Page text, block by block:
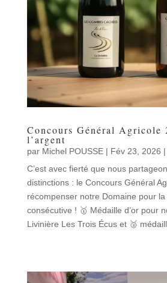
Concours Général Agricole
l’argent
par Michel POUSSE| Fév 23, 2026 |
C’est avec fierté que nous
distinctions : le Concours Général
récompenser notre Domaine pour la
consécutive ! 🥇 Médaille d’or pour
Livinière Les Trois Écus et 🥈